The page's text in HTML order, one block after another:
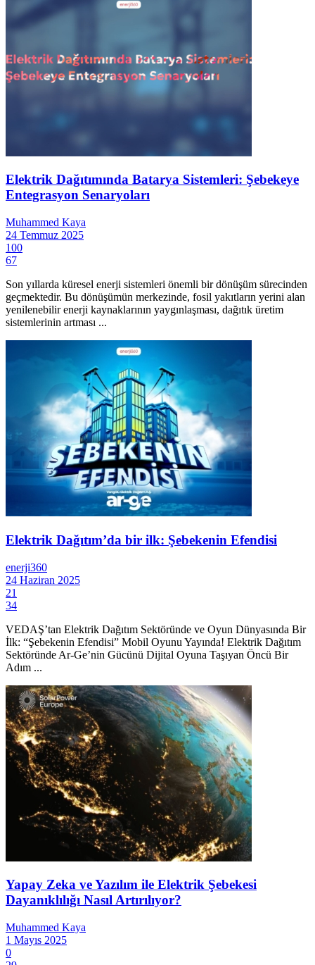
Elektrik Dağıtımında Batarya Sistemleri: Şebekeye
Entegrasyon Senaryoları
Muhammed Kaya
24 Temmuz 2025
100
67
Son yıllarda küresel enerji sistemleri önemli bir dönüşüm sürecinden
geçmektedir. Bu dönüşümün merkezinde, fosil yakıtların yerini alan
yenilenebilir enerji kaynaklarının yaygınlaşması, dağıtık üretim
sistemlerinin artması ...
Elektrik Dağıtım’da bir ilk: Şebekenin Efendisi
enerji360
24 Haziran 2025
21
34
VEDAŞ’tan Elektrik Dağıtım Sektöründe ve Oyun Dünyasında Bir
İlk: “Şebekenin Efendisi” Mobil Oyunu Yayında! Elektrik Dağıtım
Sektöründe Ar-Ge’nin Gücünü Dijital Oyuna Taşıyan Öncü Bir
Adım ...
Yapay Zeka ve Yazılım ile Elektrik Şebekesi
Dayanıklılığı Nasıl Artırılıyor?
Muhammed Kaya
1 Mayıs 2025
0